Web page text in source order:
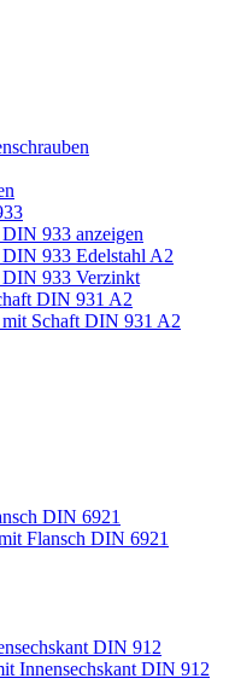
DIN 933 anzeigen
DIN 933 Edelstahl A2
DIN 933 Verzinkt
DIN 931 A2
mit Schaft DIN 931 A2
DIN 6921
Flansch DIN 6921
DIN 912
Innensechskant DIN 912